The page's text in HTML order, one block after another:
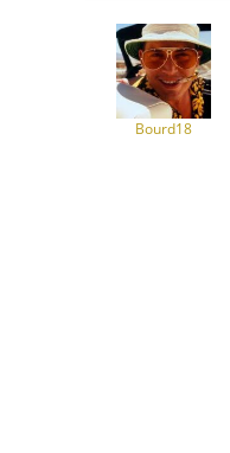
Bourd18